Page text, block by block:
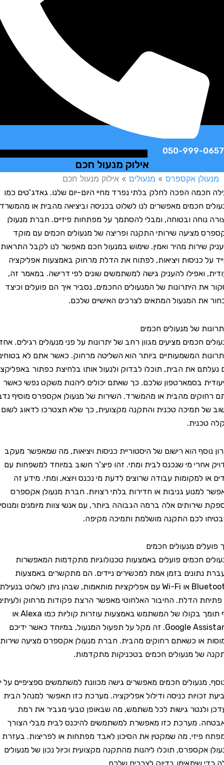
050-999-
אילוק מנעול חכם
אקספרס»מנעולים»אילוק מנעול חכם
הפכה לחלק בלתי נפרד מחיי היום-יום שלנו. גאדג'טים כמו
חכמים מאפשרים לנו לשלוט בכניסה וביציאה מהבית או מהמשרד
ובטוחה, ומבלי להסתמך על מפתחות פיזיים. חברת מנעולן
מציעה שירותי התקנה ופריצה של מנעולים חכמים עם מוקד
מהיר ואמין. שימוש במנעול חכם מאפשר לנו לקבל התראות
כניסות ויציאות, לפתוח את הדלת מרחוק באמצעות אפליקציה
ואפילו להעניק גישה למשתמשים שונים לפי דרישה. במאמר זה,
היתרונות של המנעולים החכמים, נסביר איך הם פועלים וכיצד
המנעול המתאים לצרכים האישיים שלכם.
של מנעולים חכמים
חכמים מציעים מגוון רחב של יתרונות על פני מנעולים רגילים. אחד
המשמעותיים ביותר הוא השליטה מרחוק. כאשר אתם לא בטוחים
את הבית, תוכלו לבדוק ולנעול אותו בלחיצת כפתור באפליקציה
בסמארטפון שלכם. כך שאתם יכולים ליהנות משקט נפשי כאשר
מהבית או מהמשרד. השירות של מנעולן אקספרס מוסיף נדבך
תמיכה טכנית והתקנה מקצועית, כך שלא תצטרכו לדאוג לשום
הוא רישום של היסטוריית כניסות ויציאות, מה שמאפשר מעקב
מי שנכנס לבית ומתי. זהו פיצ'ר חשוב במיוחד למשפחות עם
למקומות עבודה שרוצים לדעת מי נכנס ויוצא, ומתי. מידע זה
גניבות או חדירות בלתי רצויות. חברת מנעולן אקספרס
אלה ברמה הגבוהה ביותר, עם אנשי צוות מיומנים ומנוסים
לכם התקנה מושלמת ותמיכה מקיפה.
מנעולים חכמים
חכמים פועלים באמצעות טכנולוגיות מתקדמות המאפשרות
בזמן אמת למכשירים ניידים. הם מתקשרים באמצעות
Bluetooth או Wi-Fi עם אפליקציות מותאמות, שבהן ניתן לשלוט בנעילת
הדלת. החיבור האלחוטי מאפשר הרצת פקודות מרחוק ולעיתים
אף תומך בקולו של המשתמש באמצעות עוזרות קוליות כמו Alexa או
Google Assistant. זה מקל על תפעול המנעול, במיוחד כאשר ידיכם
או כשאתם רחוקים מהבית. חברת מנעולן אקספרס מציעה שירותי
מנעולים חכמים בטכניקות מתקדמות.
חכמים מאפשרים גישה מכוונת למשתמשים ספציפיים על ידי
כניסה ודילול אפליקציה. מערכת כזו תאפשר למנהל הבית
גישות לכל משתמש, מה שבאופן טבעי מגביר את רמת
מערכת כזו מאפשרת למשתמשים להיכנס לבית מבלי הצורך
מה שמקטין את הסיכון לאבד מפתחות או לפריצות. בעזרת
תוכלו ליהנות מהתקנה מקצועית וכיול נכון של מנעולים